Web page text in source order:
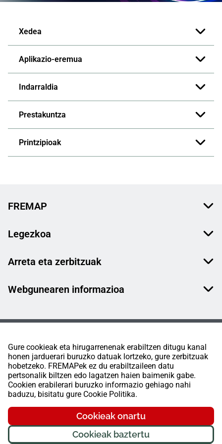
Gure cookieak eta hirugarrenenak erabiltzen ditugu kanal
honen jarduerari buruzko datuak lortzeko, gure zerbitzuak
hobetzeko. FREMAPek ez du erabiltzaileen datu
pertsonalik biltzen edo lagatzen haien baimenik gabe.
Cookien erabilerari buruzko informazio gehiago nahi
baduzu, bisitatu gure Cookie Politika.
Cookieak onartu
Cookieak baztertu
Xedea
Aplikazio-eremua
Indarraldia
Prestakuntza
Printzipioak
FREMAP
Legezkoa
Arreta eta zerbitzuak
Webgunearen informazioa